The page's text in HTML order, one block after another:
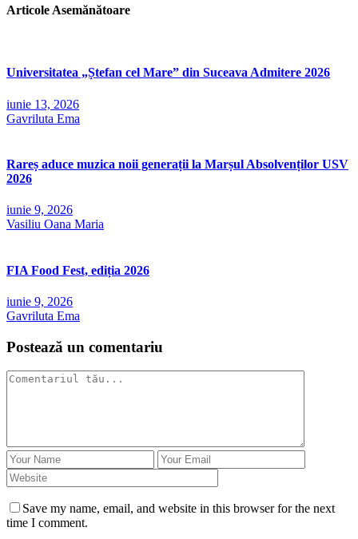
Articole Asemănătoare
Universitatea „Ștefan cel Mare” din Suceava Admitere 2026
iunie 13, 2026
Gavriluta Ema
Rareș aduce muzica noii generații la Marșul Absolvenților USV
2026
iunie 9, 2026
Vasiliu Oana Maria
FIA Food Fest, ediția 2026
iunie 9, 2026
Gavriluta Ema
Postează un comentariu
Save my name, email, and website in this browser for the next
time I comment.